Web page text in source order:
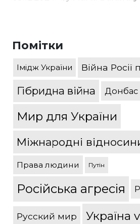
Помітки
Імідж України Війна Росії
Гібридна війна Донбас
Мир для України
Міжнародні
Права людини Путін
Російська агресія
Русский мир Україна